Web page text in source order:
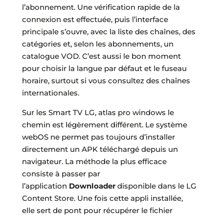
l’abonnement. Une vérification rapide de la
connexion est effectuée, puis l’interface
principale s’ouvre, avec la liste des chaînes, des
catégories et, selon les abonnements, un
catalogue VOD. C’est aussi le bon moment
pour choisir la langue par défaut et le fuseau
horaire, surtout si vous consultez des chaînes
internationales.
Sur les Smart TV LG, atlas pro windows le
chemin est légèrement différent. Le système
webOS ne permet pas toujours d’installer
directement un APK téléchargé depuis un
navigateur. La méthode la plus efficace
consiste à passer par
l’application Downloaderdisponible dans le LG
Content Store. Une fois cette appli installée,
elle sert de pont pour récupérer le fichier